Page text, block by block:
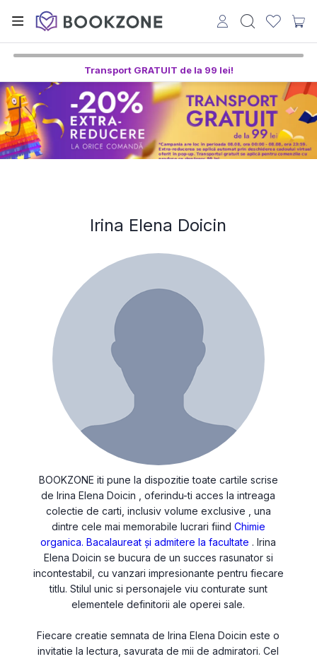
Transport GRATUIT de la 99 lei!
Irina Elena Doicin
BOOKZONE iti pune la dispozitie toate cartile scrise
de Irina Elena Doicin , oferindu-ti acces la intreaga
colectie de carti, inclusiv volume exclusive , una
dintre cele mai memorabile lucrari fiind Chimie
organica. Bacalaureat și admitere la facultate . Irina
Elena Doicin se bucura de un succes rasunator si
incontestabil, cu vanzari impresionante pentru fiecare
titlu. Stilul unic si personajele viu conturate sunt
elementele definitorii ale operei sale.
Fiecare creatie semnata de Irina Elena Doicin este o
invitatie la lectura, savurata de mii de admiratori. Cel